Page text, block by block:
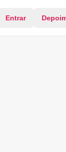
Entrar